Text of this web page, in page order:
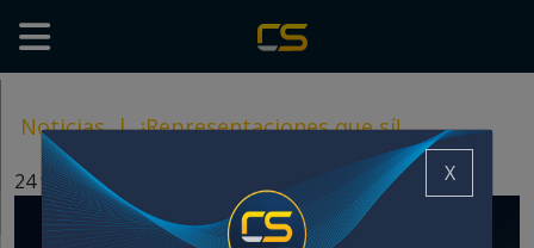
Noticias | ¡Representaciones que sí!
24 febrero, 2025 X